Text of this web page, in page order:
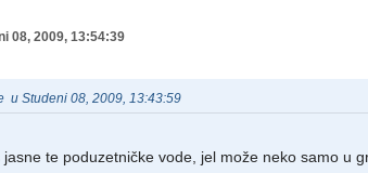
08, 2009, 13:54:39
u Studeni 08, 2009, 13:43:59
jasne te poduzetničke vode, jel može neko samo